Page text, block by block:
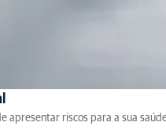
apresentar riscos para a sua